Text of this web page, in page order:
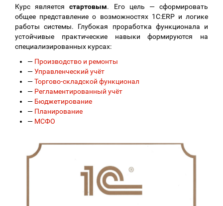
Курс являетсястартовым. Его цель — сформировать
общее представление о возможностях 1С:ERP и логике
работы системы. Глубокая проработка функционала и
устойчивые практические навыки формируются на
специализированных курсах:
— Производство и ремонты
—Управленческий учёт
—Торгово-складской функционал
— Регламентированный учёт
— Бюджетирование
— Планирование
— МСФО